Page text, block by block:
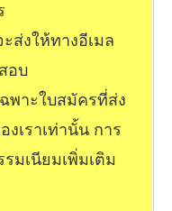
ส่งให้ทางอีเมล
อบ
พาะใบสมัครที่ส่ง
เราเท่านั้น การ
มเนียมเพิ่มเติม